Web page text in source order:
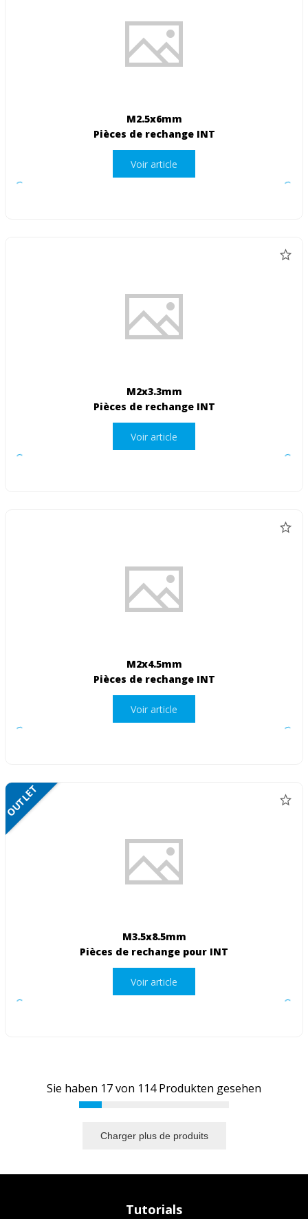
M2.5x6mm
Pièces de rechange INT
Voir article
M2x3.3mm
Pièces de rechange INT
Voir article
M2x4.5mm
Pièces de rechange INT
Voir article
OUTLET
M3.5x8.5mm
Pièces de rechange pour INT
Voir article
Sie haben 17von 114Produkten gesehen
Charger plus de produits
Tutorials